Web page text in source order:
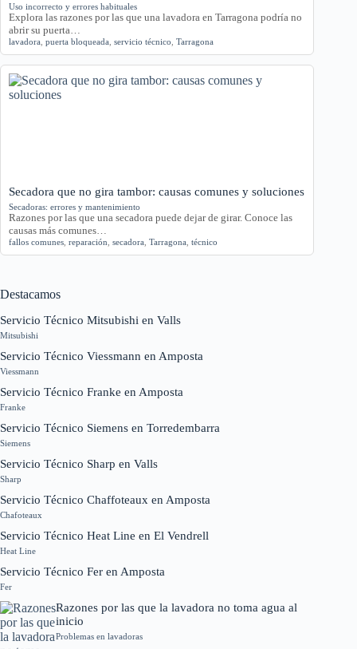
Uso incorrecto y errores habituales
Explora las razones por las que una lavadora en Tarragona podría no
abrir su puerta…
lavadora puerta bloqueada servicio técnico Tarragona
Secadora que no gira tambor: causas comunes y soluciones
Secadoras: errores y mantenimiento
Razones por las que una secadora puede dejar de girar. Conoce las
causas más comunes…
fallos comunes reparación secadora Tarragona técnico
Destacamos
Servicio Técnico Mitsubishi en Valls
Mitsubishi
Servicio Técnico Viessmann en Amposta
Viessmann
Servicio Técnico Franke en Amposta
Franke
Servicio Técnico Siemens en Torredembarra
Siemens
Servicio Técnico Sharp en Valls
Sharp
Servicio Técnico Chaffoteaux en Amposta
Chafoteaux
Servicio Técnico Heat Line en El Vendrell
Heat Line
Servicio Técnico Fer en Amposta
Fer
Razones por las que la lavadora no toma agua al
inicio
Problemas en lavadoras